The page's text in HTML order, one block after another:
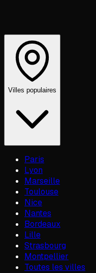
Villes populaires
Paris
Lyon
Marseille
Toulouse
Nice
Nantes
Bordeaux
Lille
Strasbourg
Montpellier
Toutes les villes